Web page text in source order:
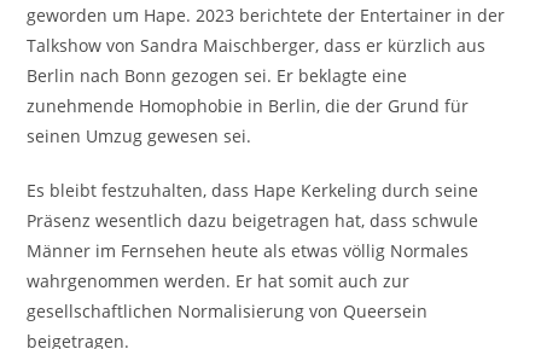
geworden um Hape. 2023 berichtete der Entertainer in der
Talkshow von Sandra Maischberger, dass er kürzlich aus
Berlin nach Bonn gezogen sei. Er beklagte eine
zunehmende Homophobie in Berlin, die der Grund für
seinen Umzug gewesen sei.
Es bleibt festzuhalten, dass Hape Kerkeling durch seine
Präsenz wesentlich dazu beigetragen hat, dass schwule
Männer im Fernsehen heute als etwas völlig Normales
wahrgenommen werden. Er hat somit auch zur
gesellschaftlichen Normalisierung von Queersein
beigetragen.